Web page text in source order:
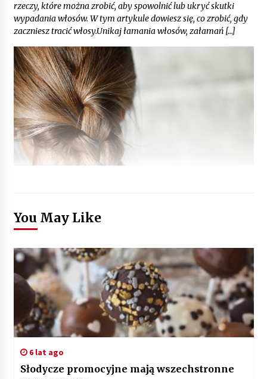
rzeczy, które można zrobić, aby spowolnić lub ukryć skutki
wypadania włosów. W tym artykule dowiesz się, co zrobić, gdy
zaczniesz tracić włosy.Unikaj łamania włosów, załamań […]
You May Like
6 lat ago
Słodycze promocyjne mają wszechstronne